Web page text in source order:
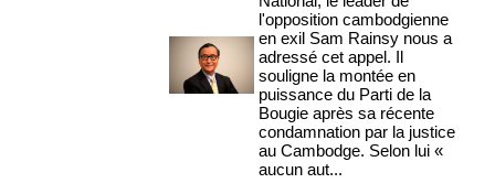
l'opposition cambodgienne
en exil Sam Rainsy nous a
adressé cet appel. Il
souligne la montée en
puissance du Parti de la
Bougie après sa récente
condamnation par la justice
au Cambodge. Selon lui «
aucun aut...